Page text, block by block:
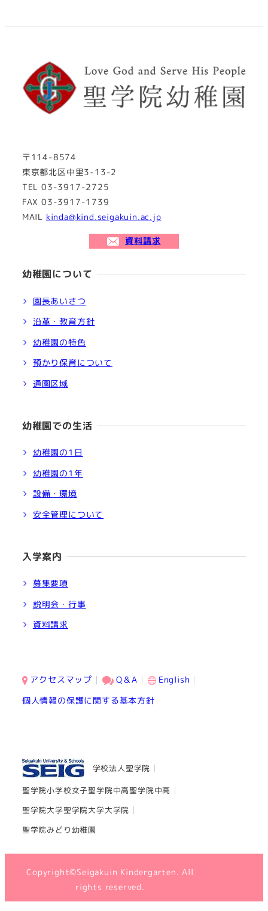
〒114-8574
東京都北区中里3-13-2
TEL 03-3917-2725
FAX 03-3917-1739
MAIL kinda@kind.seigakuin.ac.jp
資料請求
幼稚園について
園長あいさつ
沿革・教育方針
幼稚園の特色
預かり保育について
通園区域
幼稚園での生活
幼稚園の1日
幼稚園の1年
設備・環境
安全管理について
入学案内
募集要項
説明会・行事
資料請求
アクセスマップ Q＆A
English
個人情報の保護に関する基本方針
学校法人聖学院
聖学院小学校女子聖学院中高聖学院中高
聖学院大学聖学院大学大学院
聖学院みどり幼稚園
Copyright©Seigakuin Kindergarten. All
rights reserved.